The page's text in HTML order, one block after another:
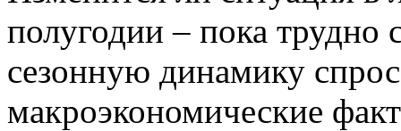
полугодии – пока трудно
сезонную динамику
макроэкономические